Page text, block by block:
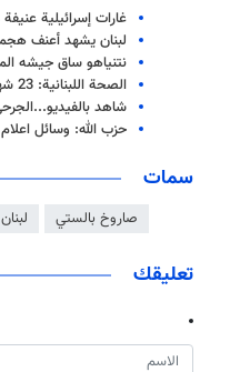
غارات إسرائيلية
لبنان یشهد أعنف
نتنياهو ساق جيشه
الصحة اللبنانية: 23 شهيدا و 93 جريحا حصيلة غارات العدو الإسرائيلي يوم أمس
شاهد
حزب الله: وسائل
سمات
صاروخ بالستي لبنان
تعليقك